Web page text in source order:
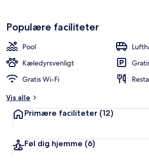
Populære faciliteter
Pool
Kæledyrsvenligt
Gratis Wi-Fi
Vis alle
Primære faciliteter (12)
Føl dig hjemme (6)